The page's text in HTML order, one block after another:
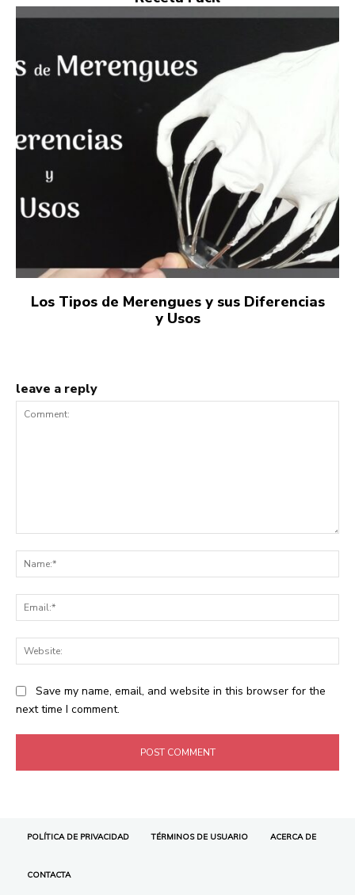
POLÍTICA DE PRIVACIDAD TÉRMINOS DE USUARIO ACERCA DE
CONTACTA